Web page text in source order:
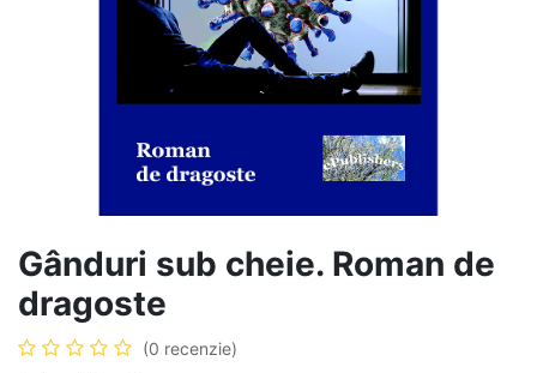
Gânduri sub cheie. Roman de
dragoste
(0 recenzie)